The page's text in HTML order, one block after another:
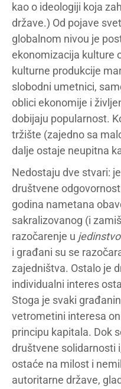
kao o ideologiji koja
države.) Od pojave
globalnom nivou je
ekonomizacija kulture
kulturne produkcije
slobodni umetnici,
oblici ekonomije i
dobijaju popularnost.
tržište (zajedno sa
dalje ostaje neupitna
Nedostaju dve stvari:
društvene
godina nametana
sakralizovanog (i
razočarenje u jedinstvo
i građani su se
zajedništva. Ostalo je
individualni interes
Stoga je svaki
vetrometini interesa
principu kapitala. Dok
društvene solidarnosti
ostaće na milost i
autoritarne države,